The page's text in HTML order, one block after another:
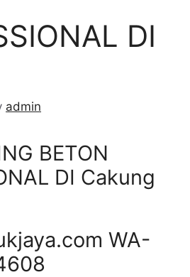
DI
admin
BETON
DI Cakung
WA-